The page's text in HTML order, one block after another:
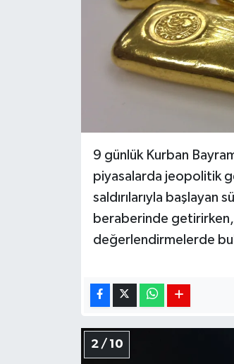
9 günlük Kurban
piyasalarda jeopolitik
saldırılarıyla başlayan
beraberinde getirirken,
değerlendirmelerde
2 / 10